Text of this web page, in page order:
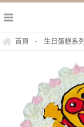
首頁 - 生日蛋糕系列